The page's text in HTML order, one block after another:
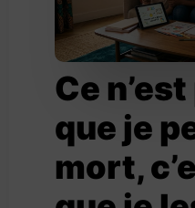
Ce
que je
mort,